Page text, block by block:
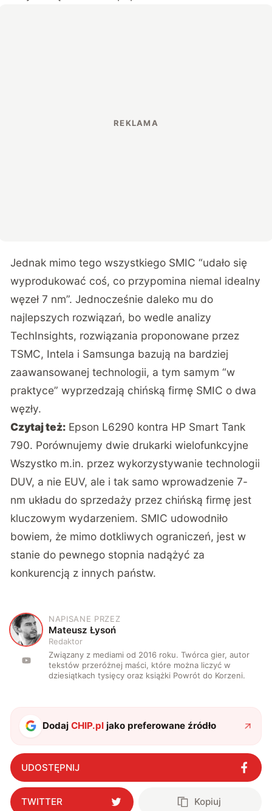
Jednak mimo tego wszystkiego SMIC “udało się
wyprodukować coś, co przypomina niemal idealny
węzeł 7 nm”. Jednocześnie daleko mu do
najlepszych rozwiązań, bo wedle analizy
TechInsights, rozwiązania proponowane przez
TSMC, Intela i Samsunga bazują na bardziej
zaawansowanej technologii, a tym samym “w
praktyce” wyprzedzają chińską firmę SMIC o dwa
węzły.
Czytaj też: Epson L6290 kontra HP Smart Tank
790. Porównujemy dwie drukarki wielofunkcyjne
Wszystko m.in. przez wykorzystywanie technologii
DUV, a nie EUV, ale i tak samo wprowadzenie 7-
nm układu do sprzedaży przez chińską firmę jest
kluczowym wydarzeniem. SMIC udowodniło
bowiem, że mimo dotkliwych ograniczeń, jest w
stanie do pewnego stopnia nadążyć za
konkurencją z innych państw.
M
NAPISANE PRZEZ
Mateusz Łysoń
Redaktor
Związany z mediami od 2016 roku. Twórca gier, autor
tekstów przeróżnej maści, które można liczyć w
dziesiątkach tysięcy oraz książki Powrót do Korzeni.
DodajCHIP.pl jako preferowane źródło
UDOSTĘPNIJ
TWITTER Kopiuj